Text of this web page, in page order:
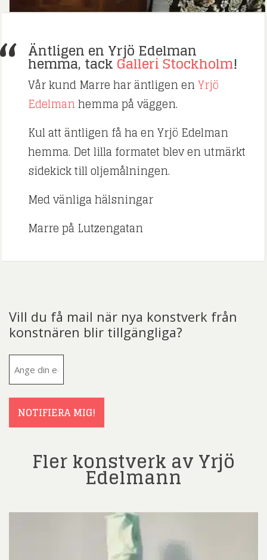
Äntligen en Yrjö Edelman
hemma, tack Galleri Stockholm!
Vår kund Marre har äntligen enYrjö
Edelmanhemma på väggen.
Kul att äntligen få ha en Yrjö Edelman
hemma. Det lilla formatet blev en utmärkt
sidekick till oljemålningen.
Med vänliga hälsningar
Marre på Lutzengatan
Vill du få mail när nya konstverk från
konstnären blir tillgängliga?
NOTIFIERA MIG!
Fler konstverk av Yrjö
Edelmann